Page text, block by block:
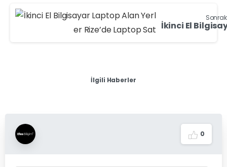
İlgili Haberler
0